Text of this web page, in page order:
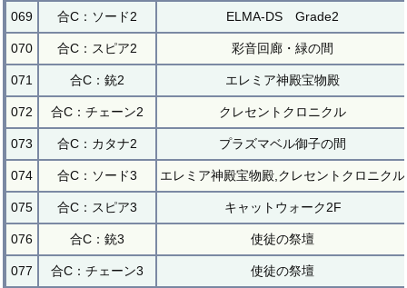
069 合C：ソード2 ELMA-DS Grade2
070 合C：スピア2 彩音回廊・緑の間
071 合C：銃2 エレミア神殿宝物殿
072 合C：チェーン2 クレセントクロニクル
073 合C：カタナ2 プラズマベル御子の間
074 合C：ソード3 エレミア神殿宝物殿,クレセントクロニクル
075 合C：スピア3 キャットウォーク2F
076 合C：銃3 使徒の祭壇
077 合C：チェーン3 使徒の祭壇